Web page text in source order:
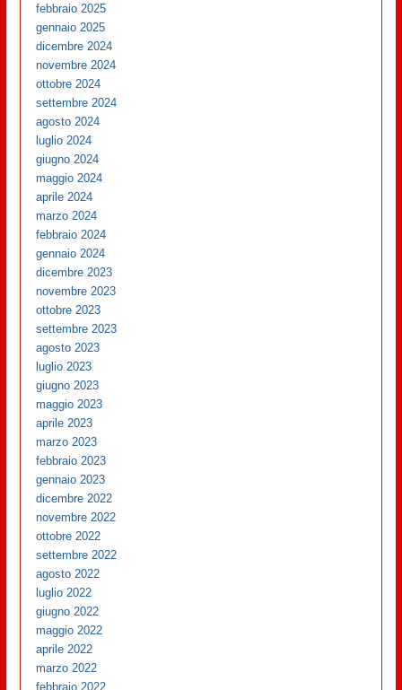
febbraio 2025
gennaio 2025
dicembre 2024
novembre 2024
ottobre 2024
settembre 2024
agosto 2024
luglio 2024
giugno 2024
maggio 2024
aprile 2024
marzo 2024
febbraio 2024
gennaio 2024
dicembre 2023
novembre 2023
ottobre 2023
settembre 2023
agosto 2023
luglio 2023
giugno 2023
maggio 2023
aprile 2023
marzo 2023
febbraio 2023
gennaio 2023
dicembre 2022
novembre 2022
ottobre 2022
settembre 2022
agosto 2022
luglio 2022
giugno 2022
maggio 2022
aprile 2022
marzo 2022
febbraio 2022